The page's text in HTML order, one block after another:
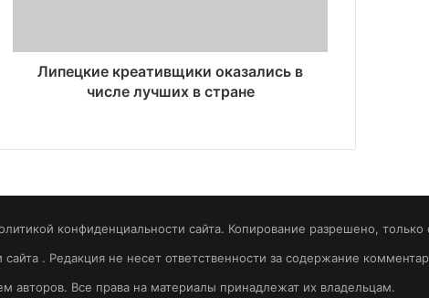
Липецкие креативщики оказались в
числе лучших в стране
конфиденциальности сайта. Копирование разрешено, только
. Редакция не несет ответственности за содержание
авторов. Все права на материалы принадлежат их владельцам.